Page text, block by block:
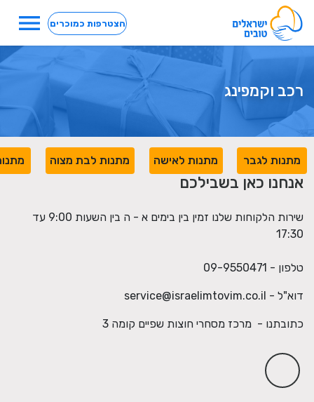
הצטרפות כמוכרים menu
רכב וקמפינג
מתנות לגבר מתנות לאישה מתנות לבת מצוה
אנחנו כאן בשבילכם
שירות הלקוחות שלנו זמין בין בימים א - ה בין השעות 9:00 עד
17:30
טלפון - 09-9550471
דוא"ל - service@israelimtovim.co.il
כתובתנו - מרכז מסחרי חוצות שפיים קומה 3